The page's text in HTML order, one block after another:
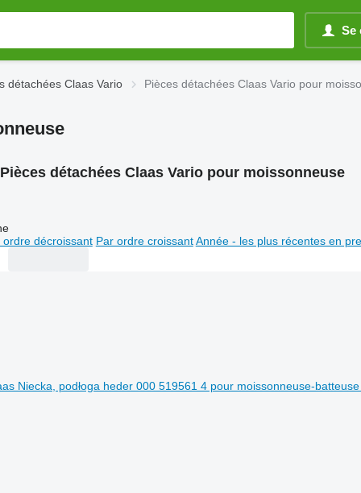
Se
détachées Claas Vario Pièces détachées Claas Vario pour
Pièces détachées Claas Vario pour moissonneuse
ordre décroissant Par ordre croissant Année - les plus récentes en